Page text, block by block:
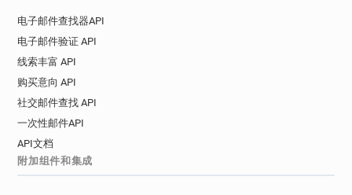
电子邮件查找器API
电子邮件验证 API
线索丰富 API
购买意向 API
社交邮件查找 API
一次性邮件API
API文档
附加组件和集成